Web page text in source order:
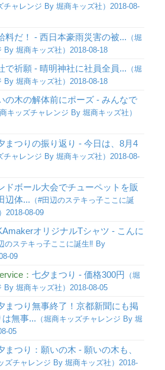
チャレンジ By 堀商キッズ社）2018-08-
料だ！ - 西日本豪雨災害の被... （堀
By 堀商キッズ社）2018-08-18
で祈願 - 晴明神社に社員全員... （堀
By 堀商キッズ社）2018-08-18
の木の解体前にポーズ - みんなで
商キッズチャレンジ By 堀商キッズ社）
まつりの振り返り - 今日は、8月4
チャレンジ By 堀商キッズ社）2018-08-
ドボール大会でチューペットを販
辺体... （#田辺のステキっ子ここに誕
2018-08-09
オリジナルTシャツ - こんに
のステキっ子ここに誕生‼︎ By
09
： 七夕まつり - 価格300円
（堀
By 堀商キッズ社）2018-08-05
まつり無事終了！京都新聞にも掲
無事... （堀商キッズチャレンジ By 堀
05
まつり：願いの木 - 願いの木も、
ズチャレンジ By 堀商キッズ社）2018-